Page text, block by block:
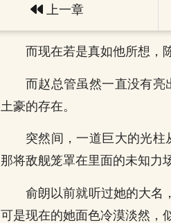
上一章
而现在若是真如他所想，
而赵总管虽然一直没有亮
土豪的存在。
突然间，一道巨大的光
那将敌舰笼罩在里面的未知力
俞朗以前就听过她的大名
可是现在的她面色冷漠淡然，